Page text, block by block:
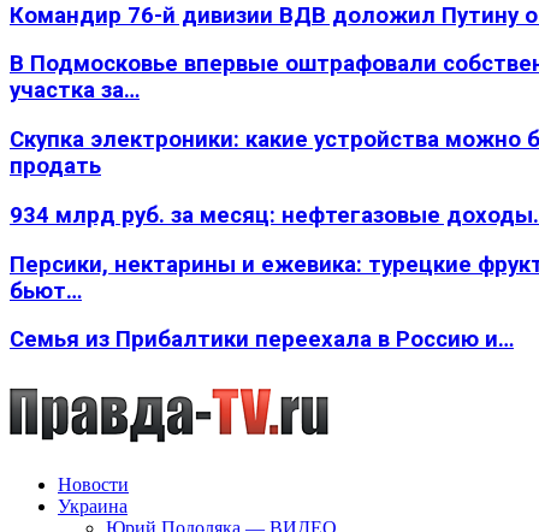
Командир 76-й дивизии ВДВ доложил Путину
В Подмосковье впервые оштрафовали
участка за…
Скупка электроники: какие устройства можно
продать
934 млрд руб. за месяц: нефтегазовые
Персики, нектарины и ежевика: турецкие
бьют…
Семья из Прибалтики переехала в Россию и…
Новости
Украина
Юрий Подоляка — ВИДЕО